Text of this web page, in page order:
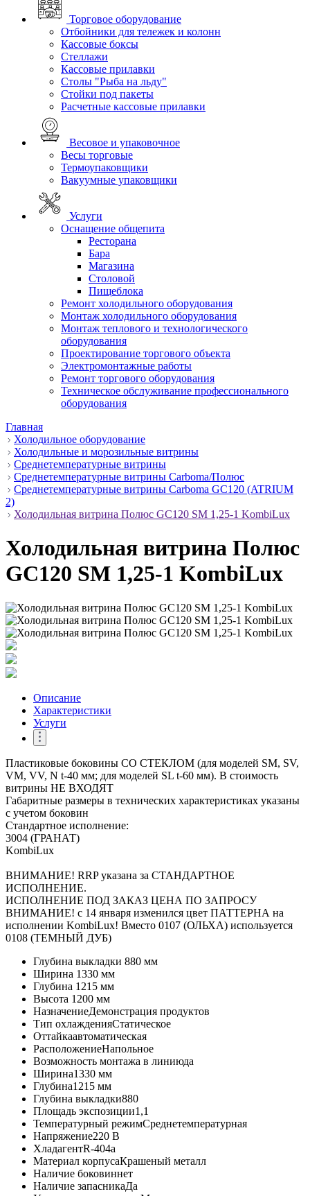
Торговое оборудование
Отбойники для тележек и колонн
Кассовые боксы
Стеллажи
Кассовые прилавки
Столы "Рыба на льду"
Стойки под пакеты
Расчетные кассовые прилавки
Весовое и упаковочное
Весы торговые
Термоупаковщики
Вакуумные упаковщики
Услуги
Оснащение общепита
Ресторана
Бара
Магазина
Столовой
Пищеблока
Ремонт холодильного оборудования
Монтаж холодильного оборудования
Монтаж теплового и технологического
оборудования
Проектирование торгового объекта
Электромонтажные работы
Ремонт торгового оборудования
Техническое обслуживание профессионального
оборудования
Главная
Холодильное оборудование
Холодильные и морозильные витрины
Среднетемпературные витрины
Среднетемпературные витрины Carboma/Полюс
Среднетемпературные витрины Carboma GC120 (ATRIUM
2)
Холодильная витрина Полюс GC120 SM 1,25-1 KombiLux
Холодильная витрина Полюс
GC120 SM 1,25-1 KombiLux
Описание
Характеристики
Услуги
Пластиковые боковины СО СТЕКЛОМ (для моделей SM, SV,
VM, VV, N t-40 мм; для моделей SL t-60 мм). В стоимость
витрины НЕ ВХОДЯТ
Габаритные размеры в технических характеристиках указаны
с учетом боковин
Стандартное исполнение:
3004 (ГРАНАТ)
KombiLux
ВНИМАНИЕ! RRP указана за СТАНДАРТНОЕ
ИСПОЛНЕНИЕ.
ИСПОЛНЕНИЕ ПОД ЗАКАЗ ЦЕНА ПО ЗАПРОСУ
ВНИМАНИЕ! с 14 января изменился цвет ПАТТЕРНА на
исполнении KombiLux! Вместо 0107 (ОЛЬХА) используется
0108 (ТЕМНЫЙ ДУБ)
Глубина выкладки 880 мм
Ширина 1330 мм
Глубина 1215 мм
Высота 1200 мм
НазначениеДемонстрация продуктов
Тип охлажденияСтатическое
Оттайкаавтоматическая
РасположениеНапольное
Возможность монтажа в линиюда
Ширина1330 мм
Глубина1215 мм
Глубина выкладки880
Площадь экспозиции1,1
Температурный режимСреднетемпературная
Напряжение220 В
ХладагентR-404a
Материал корпусаКрашеный металл
Наличие боковиннет
Наличие запасникаДа